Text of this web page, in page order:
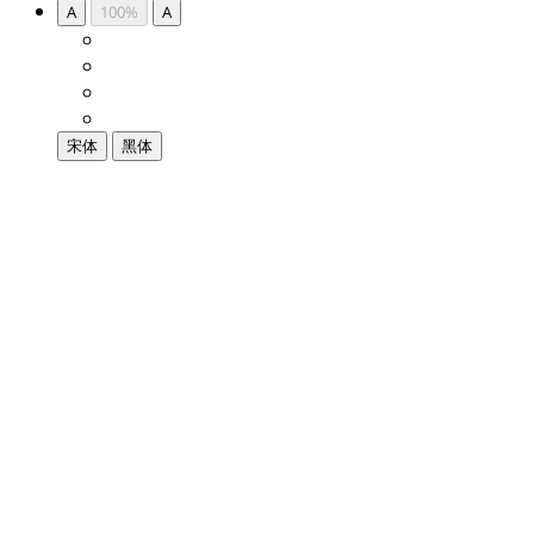
A 100% A
宋体 黑体